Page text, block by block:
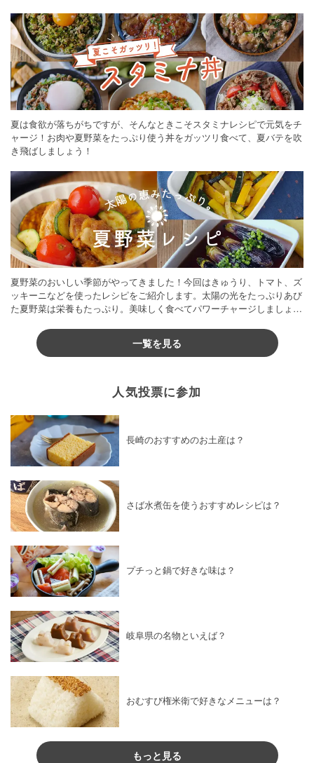
夏は食欲が落ちがちですが、そんなときこそスタミナレシピで元気をチ
ャージ！お肉や夏野菜をたっぷり使う丼をガッツリ食べて、夏バテを吹
き飛ばしましょう！
夏野菜のおいしい季節がやってきました！今回はきゅうり、トマト、ズ
ッキーニなどを使ったレシピをご紹介します。太陽の光をたっぷりあび
た夏野菜は栄養もたっぷり。美味しく食べてパワーチャージしましょう
一覧を見る
人気投票に参加
長崎のおすすめのお土産は？
さば水煮缶を使うおすすめレシピは？
プチっと鍋で好きな味は？
岐阜県の名物といえば？
おむすび権米衛で好きなメニューは？
もっと見る